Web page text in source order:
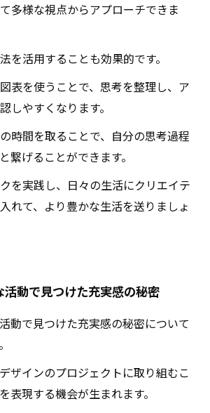
多様な視点からアプローチできま
を活用することも効果的です。
表を使うことで、思考を整理し、ア
しやすくなります。
時間を取ることで、自分の思考過程
繋げることができます。
を実践し、日々の生活にクリエイテ
れて、より豊かな生活を送りましょ
活動で見つけた充実感の秘密
動で見つけた充実感の秘密について
ザインのプロジェクトに取り組むこ
表現する機会が生まれます。